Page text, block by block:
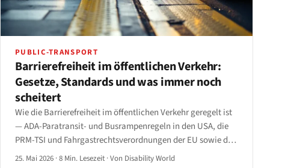
PUBLIC-TRANSPORT
Barrierefreiheit im öffentlichen Verkehr:
Gesetze, Standards und was immer noch
scheitert
Wie die Barrierefreiheit im öffentlichen Verkehr geregelt ist
— ADA-Paratransit- und Busrampenregeln in den USA, die
PRM-TSI und Fahrgastrechtsverordnungen der EU sowie die
UK PSVAR — und die Lücken vom Bahnsteig bis zur App.
25. Mai 2026 ·8 Min. Lesezeit ·Von Disability World